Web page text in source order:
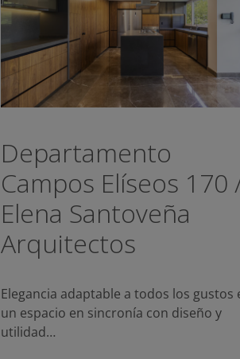
Departamento
Campos Elíseos 170
Elena Santoveña
Arquitectos
Elegancia adaptable a todos los gustos
un espacio en sincronía con diseño y
utilidad…